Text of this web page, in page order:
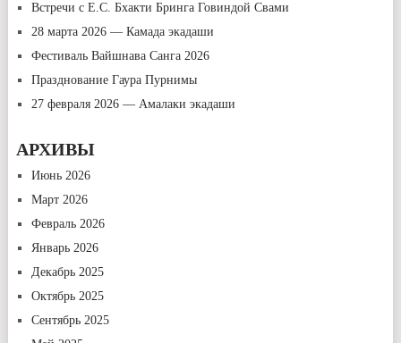
Встречи с Е.С. Бхакти Бринга Говиндой Свами
28 марта 2026 — Камада экадаши
Фестиваль Вайшнава Санга 2026
Празднование Гаура Пурнимы
27 февраля 2026 — Амалаки экадаши
АРХИВЫ
Июнь 2026
Март 2026
Февраль 2026
Январь 2026
Декабрь 2025
Октябрь 2025
Сентябрь 2025